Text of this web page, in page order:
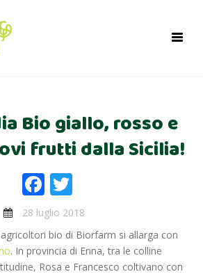
Bio giallo, rosso e
frutti dalla Sicilia!
Facebook
28 luglio 2018
bio di Biorfarm si allarga con
. In provincia di Enna, tra le colline
Rosa e Francesco coltivano con